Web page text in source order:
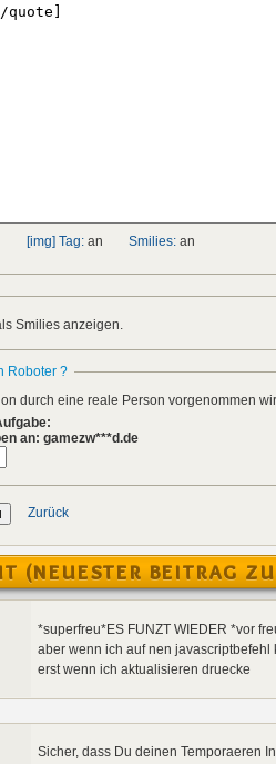
[img] Tag: an Smilies: an
Smilies anzeigen.
Roboter ?
durch eine reale Person vorgenommen
an: gamezw***d.de
Zurück
(NEUESTER BEITRAG
*superfreu*ES FUNZT WIEDER *vor
aber wenn ich auf nen javascriptbefehl
erst wenn ich aktualisieren druecke
Sicher, dass Du deinen Temporaeren